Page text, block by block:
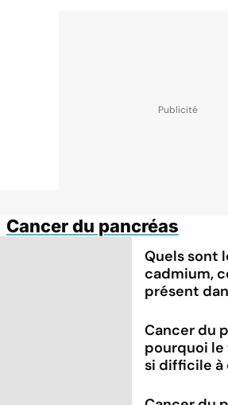
Cancer du pancréas
Quels sont
cadmium,
présent
Cancer du
pourquoi le
si difficile à